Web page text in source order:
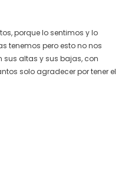
porque lo sentimos y lo
tenemos pero esto no nos
altas y sus bajas, con
solo agradecer por tener el